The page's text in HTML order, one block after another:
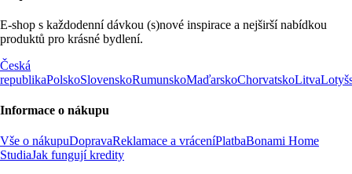
E-shop s každodenní dávkou (s)nové inspirace a nejširší nabídkou
produktů pro krásné bydlení.
Česká
republikaPolskoSlovenskoRumunskoMaďarskoChorvatskoLitva
Informace o nákupu
Vše o nákupuDopravaReklamace a vráceníPlatbaBonami Home
StudiaJak fungují kredity